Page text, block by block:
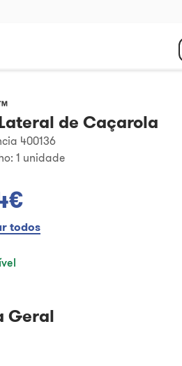
de Caçarola
400136
1 unidade
todos
Geral